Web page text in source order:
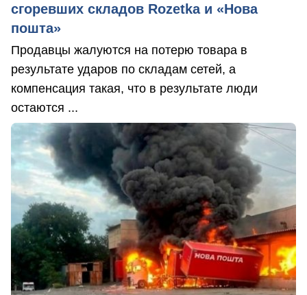
сгоревших складов Rozetka и «Нова
пошта»
Продавцы жалуются на потерю товара в
результате ударов по складам сетей, а
компенсация такая, что в результате люди
остаются ...